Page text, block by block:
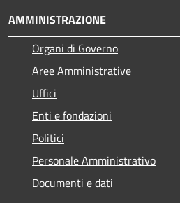
AMMINISTRAZIONE
Organi di Governo
Aree Amministrative
Uffici
Enti e fondazioni
Politici
Personale Amministrativo
Documenti e dati